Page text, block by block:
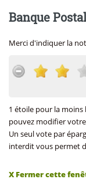
Banque
Merci d'indiquer la
1 étoile pour la
pouvez modifier
Un seul vote par
interdit vous permet
X Fermer cette